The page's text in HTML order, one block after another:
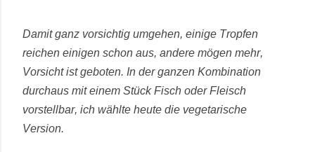
Damit ganz vorsichtig umgehen, einige Tropfen
reichen einigen schon aus, andere mögen mehr,
Vorsicht ist geboten. In der ganzen Kombination
durchaus mit einem Stück Fisch oder Fleisch
vorstellbar, ich wählte heute die vegetarische
Version.